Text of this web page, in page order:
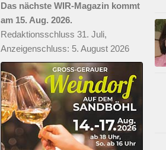
Das nächste WIR-Magazin kommt
am 15. Aug. 2026.
Redaktionsschluss 31. Juli,
Anzeigenschluss: 5. August 2026